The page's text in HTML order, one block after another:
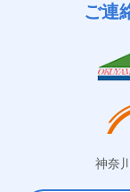
ご連
神奈